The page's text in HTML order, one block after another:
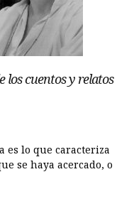
los cuentos y relatos
es lo que caracteriza
se haya acercado, o